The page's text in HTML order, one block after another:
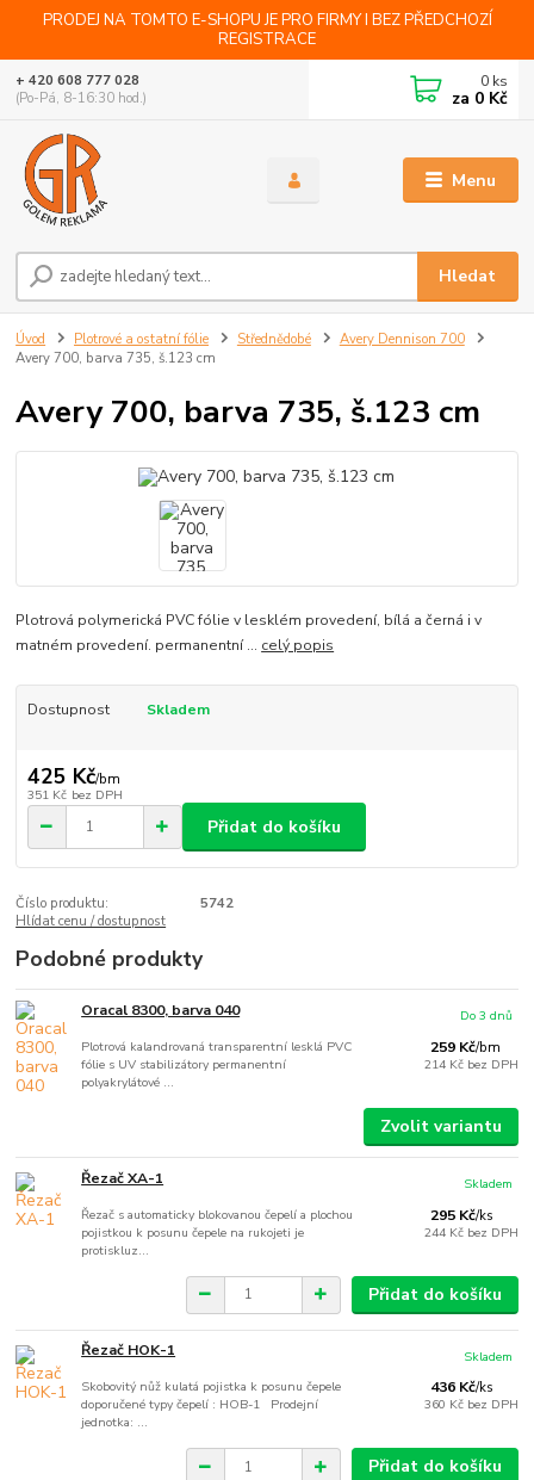
PRODEJ NA TOMTO E-SHOPU JE PRO FIRMY I BEZ PŘEDCHOZÍ
REGISTRACE
Menu
Hledat
+ 420 608 777 028
(Po-Pá, 8-16:30 hod.)
0 ks
za 0 Kč
Úvod Plotrové a ostatní fólie Střednědobé
Avery Dennison 700
Avery 700, barva 735, š.123 cm
Avery 700, barva 735, š.123 cm
Plotrová polymerická PVC fólie v lesklém provedení, bílá a černá i v
matném provedení. permanentní ... celý popis
Dostupnost Skladem
425 Kč/bm
351 Kč bez DPH
Přidat do košíku
Číslo produktu:
5742
Hlídat cenu / dostupnost
Podobné produkty
Oracal 8300, barva 040
Plotrová kalandrovaná transparentní lesklá PVC
fólie s UV stabilizátory permanentní
polyakrylátové ...
259 Kč/bm
214 Kč bez DPH
Do 3 dnů
Zvolit variantu
Řezač XA-1
Řezač s automaticky blokovanou čepelí a plochou
pojistkou k posunu čepele na rukojeti je
protiskluz...
295 Kč/ks
244 Kč bez DPH
Skladem
Přidat do košíku
Řezač HOK-1
Skobovitý nůž kulatá pojistka k posunu čepele
doporučené typy čepelí : HOB-1 Prodejní
jednotka: ...
436 Kč/ks
360 Kč bez DPH
Skladem
Přidat do košíku